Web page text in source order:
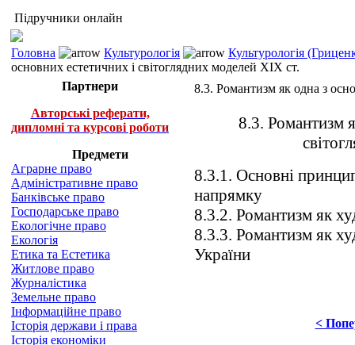
Підручники онлайн
Головна Культурологія
Культурологія
основних естетичних і світоглядних моделей XIX ст.
Партнери
Авторські реферати,
дипломні та курсові роботи
Предмети
Аграрне право
Адміністративне право
Банківське право
Господарське право
Екологічне право
Екологія
Етика та Естетика
Житлове право
Журналістика
Земельне право
Інформаційне право
Історія держави і права
Історія економіки
8.3. Романтизм як одна з
8.3. Романтизм
8.3.1. Основні
напрямку
8.3.2. Романтизм як
8.3.3. Романтизм як
України
<